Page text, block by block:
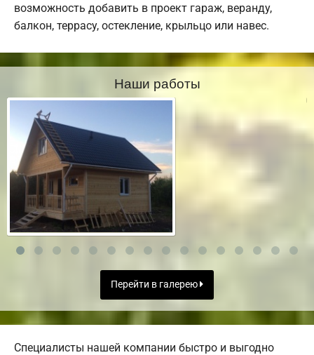
возможность добавить в проект гараж, веранду,
балкон, террасу, остекление, крыльцо или навес.
Наши работы
Перейти в галерею
Специалисты нашей компании быстро и выгодно